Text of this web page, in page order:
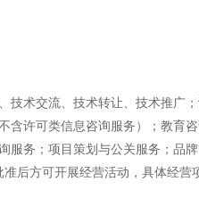
技术交流、技术转让、技术推广
含许可类信息咨询服务）；教育
服务；项目策划与公关服务；品
后方可开展经营活动，具体经